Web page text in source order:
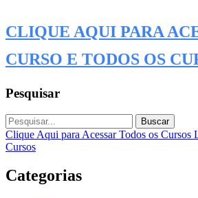
CLIQUE AQUI PARA
CURSO E TODOS OS
Pesquisar
Buscar
Clique Aqui para Acessar Todos os Cursos
Cursos
Categorias